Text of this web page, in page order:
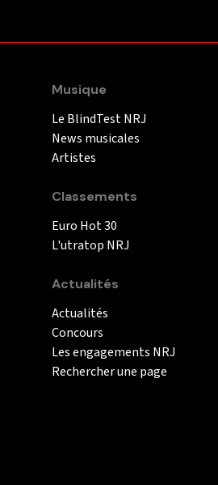
Musique
Le BlindTest NRJ
News musicales
Artistes
Classements
Euro Hot 30
L'utratop NRJ
Actualités
Actualités
Concours
Les engagements NRJ
Rechercher une page